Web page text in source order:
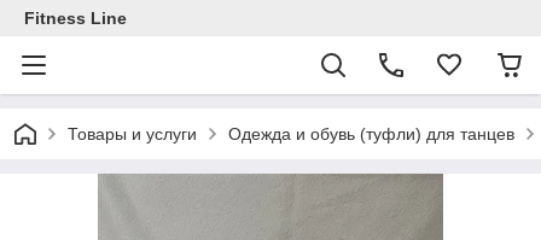
Fitness Line
Товары и услуги Одежда и обувь (туфли) для танцев